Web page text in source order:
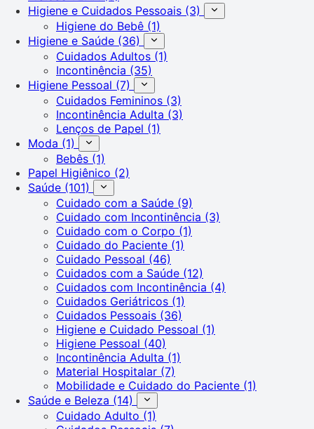
Higiene e Cuidados Pessoais (3)
Higiene do Bebê (1)
Higiene e Saúde (36)
Cuidados Adultos (1)
Incontinência (35)
Higiene Pessoal (7)
Cuidados Femininos (3)
Incontinência Adulta (3)
Lenços de Papel (1)
Moda (1)
Bebês (1)
Papel Higiênico (2)
Saúde (101)
Cuidado com a Saúde (9)
Cuidado com Incontinência (3)
Cuidado com o Corpo (1)
Cuidado do Paciente (1)
Cuidado Pessoal (46)
Cuidados com a Saúde (12)
Cuidados com Incontinência (4)
Cuidados Geriátricos (1)
Cuidados Pessoais (36)
Higiene e Cuidado Pessoal (1)
Higiene Pessoal (40)
Incontinência Adulta (1)
Material Hospitalar (7)
Mobilidade e Cuidado do Paciente (1)
Saúde e Beleza (14)
Cuidado Adulto (1)